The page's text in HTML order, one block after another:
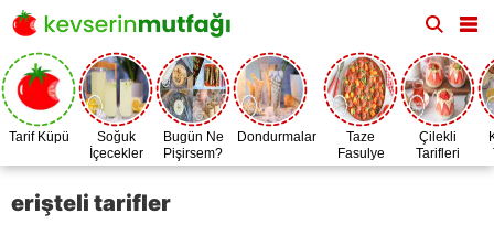
Tarif Küpü
Soğuk
İçecekler
Bugün Ne
Pişirsem?
Dondurmalar
Taze
Fasulye
Zamanı
Çilekli
Tarifleri
erişteli tarifler